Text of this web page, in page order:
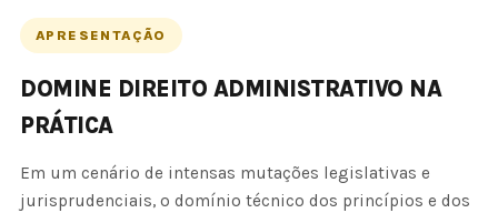
APRESENTAÇÃO
DOMINE DIREITO ADMINISTRATIVO NA
PRÁTICA
Em um cenário de intensas mutações legislativas e
jurisprudenciais, o domínio técnico dos princípios e dos